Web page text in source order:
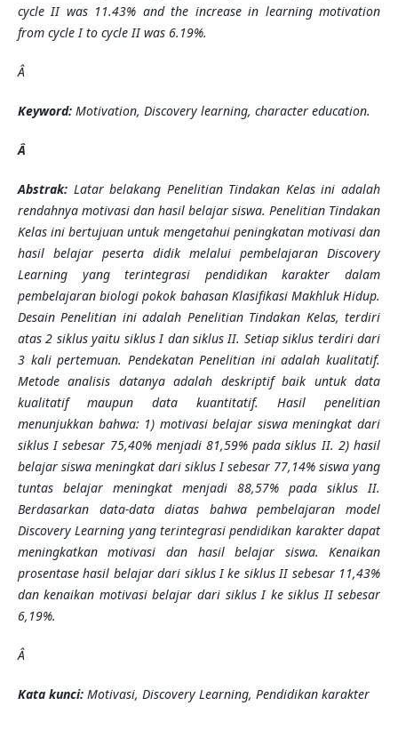
cycle II was 11.43% and the increase in learning motivation
from cycle I to cycle II was 6.19%.
Â
Keyword: Motivation, Discovery learning, character education.
Â
Abstrak:Latar belakang Penelitian Tindakan Kelas ini adalah
rendahnya motivasi dan hasil belajar siswa. Penelitian Tindakan
Kelas ini bertujuan untuk mengetahui peningkatan motivasi dan
hasil belajar peserta didik melalui pembelajaran Discovery
Learning yang terintegrasi pendidikan karakter dalam
pembelajaran biologi pokok bahasan Klasifikasi Makhluk Hidup.
Desain Penelitian ini adalah Penelitian Tindakan Kelas, terdiri
atas 2 siklus yaitu siklus I dan siklus II. Setiap siklus terdiri dari
3 kali pertemuan. Pendekatan Penelitian ini adalah kualitatif.
Metode analisis datanya adalah deskriptif baik untuk data
kualitatif maupun data kuantitatif. Hasil penelitian
menunjukkan bahwa: 1) motivasi belajar siswa meningkat dari
siklus I sebesar 75,40% menjadi 81,59% pada siklus II. 2) hasil
belajar siswa meningkat dari siklus I sebesar 77,14% siswa yang
tuntas belajar meningkat menjadi 88,57% pada siklus II.
Berdasarkan data-data diatas bahwa pembelajaran model
Discovery Learning yang terintegrasi pendidikan karakter dapat
meningkatkan motivasi dan hasil belajar siswa. Kenaikan
prosentase hasil belajar dari siklus I ke siklus II sebesar 11,43%
dan kenaikan motivasi belajar dari siklus I ke siklus II sebesar
6,19%.
Â
Kata kunci:Motivasi, Discovery Learning, Pendidikan karakter